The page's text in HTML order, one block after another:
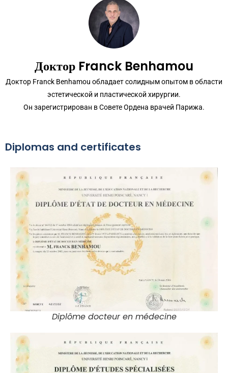
Доктор Franck Benhamou
Доктор Franck Benhamou обладает солидным опытом в области
эстетической и пластической хирургии.
Он зарегистрирован в Совете Ордена врачей Парижа.
Diplomas and certificates
Diplôme docteur en médecine